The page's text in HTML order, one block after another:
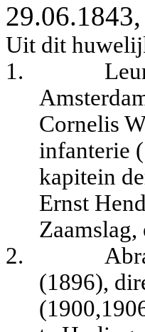
Uit dit
1.
Cornelis
infanterie
kapitein
Ernst
2.
(1896),